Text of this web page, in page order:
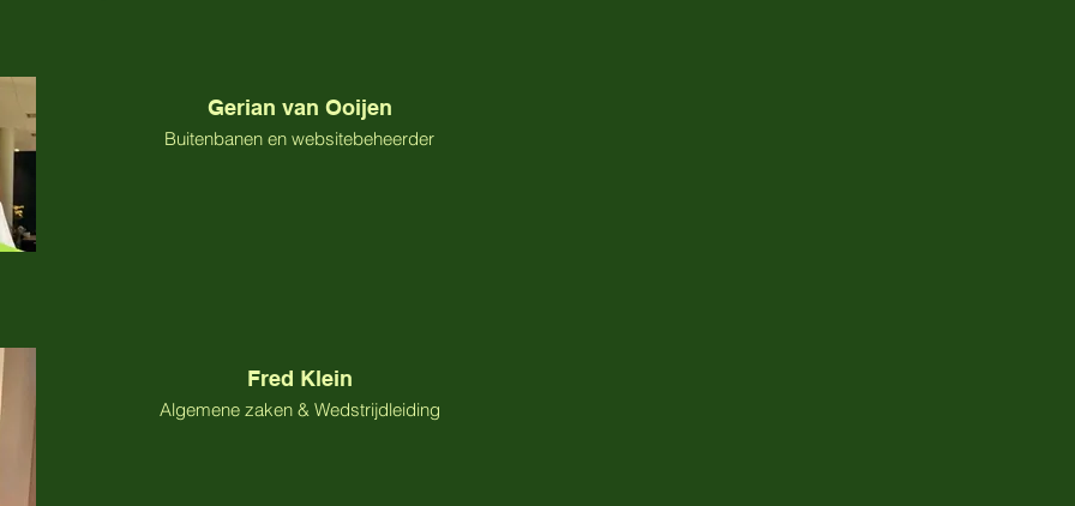
Gerian van Ooijen
Buitenbanen en websitebeheerder
Fred Klein
Algemene zaken & Wedstrijdleiding